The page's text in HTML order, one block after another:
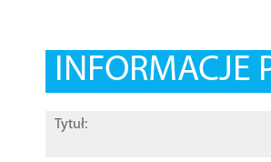
INFORMACJE
Tytuł: